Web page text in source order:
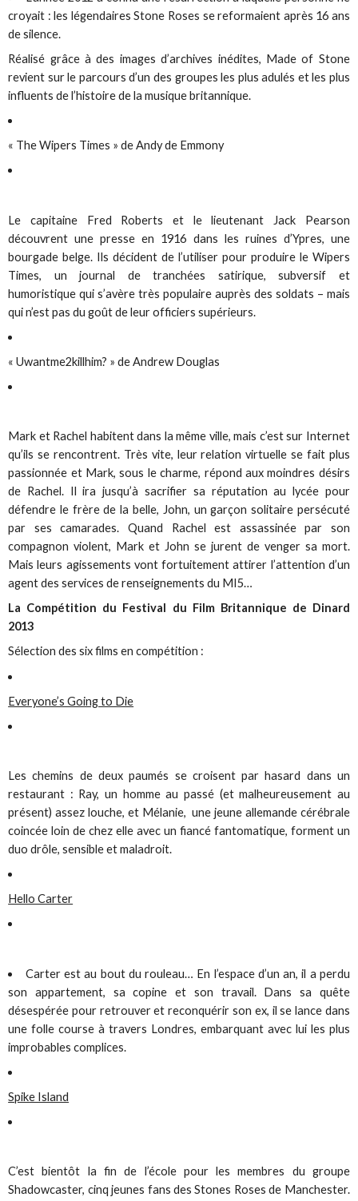
croyait : les légendaires Stone Roses se reformaient après 16 ans
de silence.
Réalisé grâce à des images d’archives inédites, Made of Stone
revient sur le parcours d’un des groupes les plus adulés et les plus
influents de l’histoire de la musique britannique.
« The Wipers Times » de Andy de Emmony
Le capitaine Fred Roberts et le lieutenant Jack Pearson
découvrent une presse en 1916 dans les ruines d’Ypres, une
bourgade belge. Ils décident de l’utiliser pour produire le Wipers
Times, un journal de tranchées satirique, subversif et
humoristique qui s’avère très populaire auprès des soldats – mais
qui n’est pas du goût de leur officiers supérieurs.
« Uwantme2killhim? » de Andrew Douglas
Mark et Rachel habitent dans la même ville, mais c’est sur Internet
qu’ils se rencontrent. Très vite, leur relation virtuelle se fait plus
passionnée et Mark, sous le charme, répond aux moindres désirs
de Rachel. Il ira jusqu’à sacrifier sa réputation au lycée pour
défendre le frère de la belle, John, un garçon solitaire persécuté
par ses camarades. Quand Rachel est assassinée par son
compagnon violent, Mark et John se jurent de venger sa mort.
Mais leurs agissements vont fortuitement attirer l’attention d’un
agent des services de renseignements du MI5…
La Compétition du Festival du Film Britannique de Dinard
2013
Sélection des six films en compétition :
Everyone’s Going to Die
Les chemins de deux paumés se croisent par hasard dans un
restaurant : Ray, un homme au passé (et malheureusement au
présent) assez louche, et Mélanie, une jeune allemande cérébrale
coincée loin de chez elle avec un fiancé fantomatique, forment un
duo drôle, sensible et maladroit.
Hello Carter
Carter est au bout du rouleau… En l’espace d’un an, il a perdu
son appartement, sa copine et son travail. Dans sa quête
désespérée pour retrouver et reconquérir son ex, il se lance dans
une folle course à travers Londres, embarquant avec lui les plus
improbables complices.
Spike Island
C’est bientôt la fin de l’école pour les membres du groupe
Shadowcaster, cinq jeunes fans des Stones Roses de Manchester.